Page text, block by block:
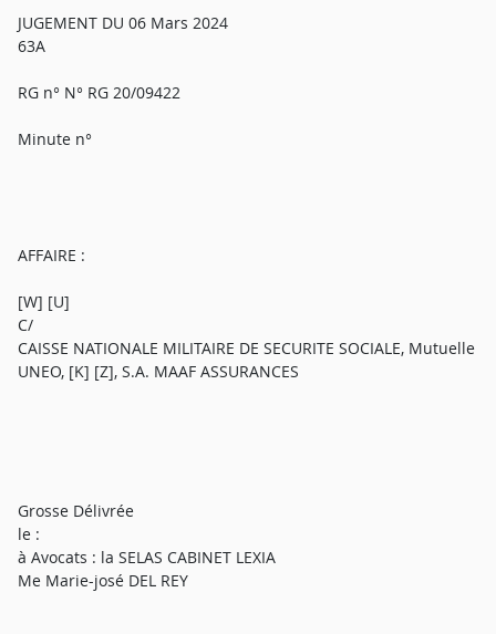
JUGEMENT DU 06 Mars 2024
63A
RG n° N° RG 20/09422
Minute n°
AFFAIRE :
[W] [U]
C/
CAISSE NATIONALE MILITAIRE DE SECURITE SOCIALE, Mutuelle
UNEO, [K] [Z], S.A. MAAF ASSURANCES
Grosse Délivrée
le :
à Avocats : la SELAS CABINET LEXIA
Me Marie-josé DEL REY